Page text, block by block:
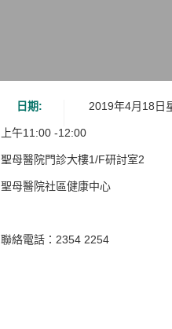
日期: 2019年4月18日
上午11:00 -12:00
聖母醫院門診大樓1/F研討室2
聖母醫院社區健康中心
聯絡電話：2354 2254